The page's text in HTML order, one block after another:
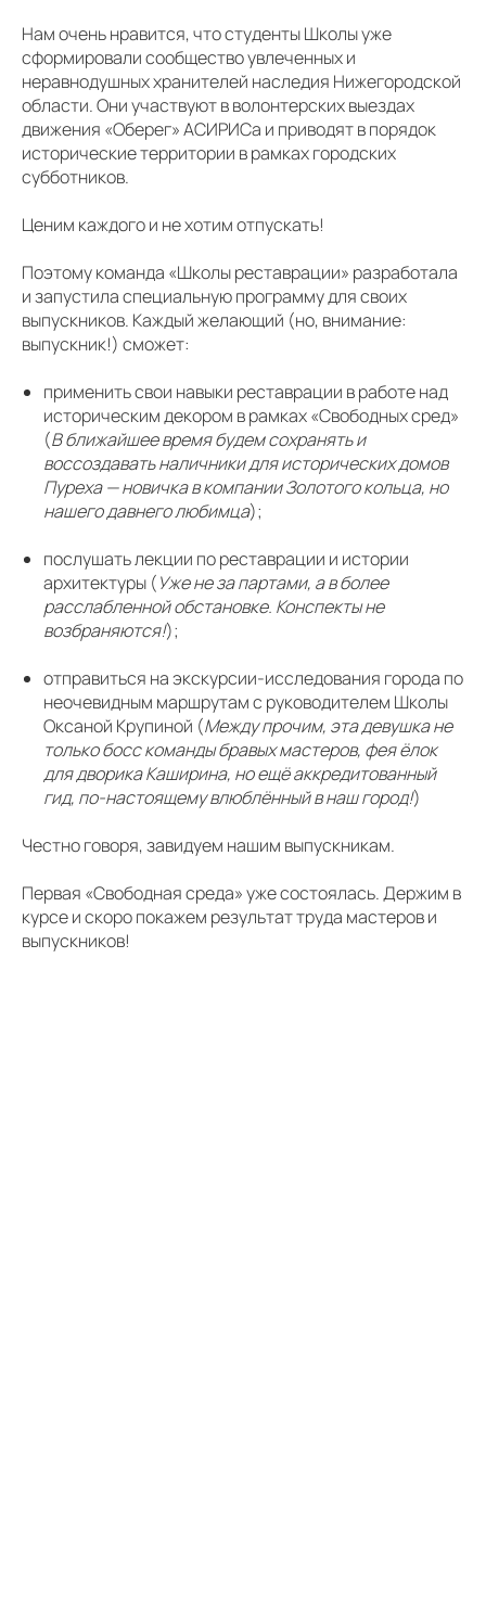
Нам очень нравится, что студенты Школы уже
сформировали сообщество увлеченных и
неравнодушных хранителей наследия Нижегородской
области. Они участвуют в волонтерских выездах
движения «Оберег» АСИРИСа и приводят в порядок
исторические территории в рамках городских
субботников.
Ценим каждого и не хотим отпускать!
Поэтому команда «Школы реставрации» разработала
и запустила специальную программу для своих
выпускников. Каждый желающий (но, внимание:
выпускник!) сможет:
применить свои навыки реставрации в работе над
историческим декором в рамках «Свободных сред»
(В ближайшее время будем сохранять и
воссоздавать наличники для исторических домов
Пуреха — новичка в компании Золотого кольца, но
нашего давнего любимца);
послушать лекции по реставрации и истории
архитектуры (Уже не за партами, а в более
расслабленной обстановке. Конспекты не
возбраняются!);
отправиться на экскурсии-исследования города по
неочевидным маршрутам с руководителем Школы
Оксаной Крупиной (Между прочим, эта девушка не
только босс команды бравых мастеров, фея ёлок
для дворика Каширина, но ещё аккредитованный
гид, по-настоящему влюблённый в наш город!)
Честно говоря, завидуем нашим выпускникам.
Первая «Свободная среда» уже состоялась. Держим в
курсе и скоро покажем результат труда мастеров и
выпускников!
среда Сохраняем
Волонтёрство
Проекты в муниципалитетах